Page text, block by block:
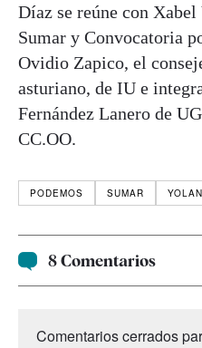
Díaz se reúne con
Sumar y Convocatoria
Ovidio Zapico, el
asturiano, de IU e
Fernández Lanero de
CC.OO.
PODEMOS SUMAR
8 Comentarios
Comentarios cerrados